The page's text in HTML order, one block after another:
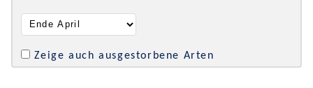
Zeige auch ausgestorbene Arten